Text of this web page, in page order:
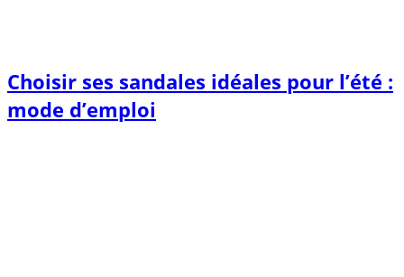
Choisir ses sandales idéales pour l’été :
mode d’emploi